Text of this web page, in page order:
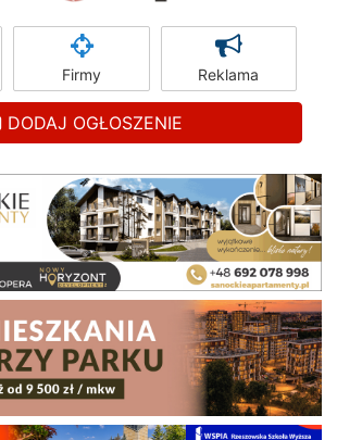
Firmy Reklama
DODAJ OGŁOSZENIE